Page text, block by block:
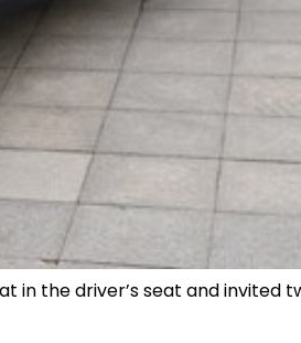
in the driver’s seat and invited